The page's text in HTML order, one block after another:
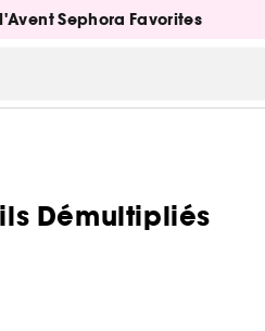
Sephora Favorites
Démultipliés